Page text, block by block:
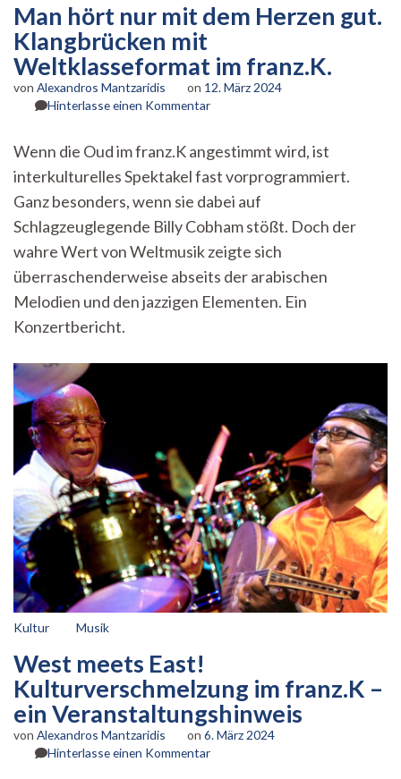
Man hört nur mit dem Herzen gut.
Klangbrücken mit
Weltklasseformat im franz.K.
von Alexandros Mantzaridis on 12. März 2024
Hinterlasse einen Kommentarzu
nur
mit
dem
Herzen
gut.
Klangbrücken
Weltklasseformat
im
Wenn die Oud im franz.K angestimmt wird, ist
interkulturelles Spektakel fast vorprogrammiert.
Ganz besonders, wenn sie dabei auf
Schlagzeuglegende Billy Cobham stößt. Doch der
wahre Wert von Weltmusik zeigte sich
überraschenderweise abseits der arabischen
Melodien und den jazzigen Elementen. Ein
Konzertbericht.
Kultur Musik
West meets East!
Kulturverschmelzung im franz.K –
ein Veranstaltungshinweis
von Alexandros Mantzaridis on 6. März 2024
Hinterlasse einen Kommentarzu